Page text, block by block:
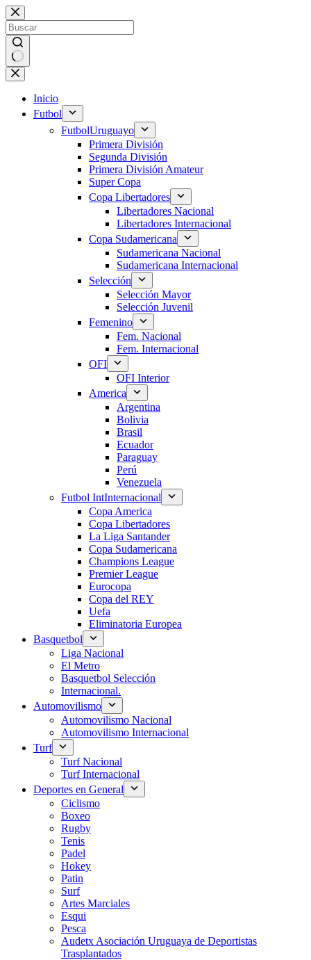
Saltar
al
contenido
Sin
resultados
Inicio
Futbol
FutbolUruguayo
Primera División
Segunda División
Primera División Amateur
Super Copa
Copa Libertadores
Libertadores Nacional
Libertadores Internacional
Copa Sudamericana
Sudamericana Nacional
Sudamericana Internacional
Selección
Selección Mayor
Selección Juvenil
Femenino
Fem. Nacional
Fem. Internacional
OFI
OFI Interior
America
Argentina
Bolivia
Brasil
Ecuador
Paraguay
Perú
Venezuela
Futbol IntInternacional
Copa America
Copa Libertadores
La Liga Santander
Copa Sudamericana
Champions League
Premier League
Eurocopa
Copa del REY
Uefa
Eliminatoria Europea
Basquetbol
Liga Nacional
El Metro
Basquetbol Selección
Internacional.
Automovilismo
Automovilismo Nacional
Automovilismo Internacional
Turf
Turf Nacional
Turf Internacional
Deportes en General
Ciclismo
Boxeo
Rugby
Tenis
Padel
Hokey
Patin
Surf
Artes Marciales
Esqui
Pesca
Audetx Asociación Uruguaya de Deportistas
Trasplantados